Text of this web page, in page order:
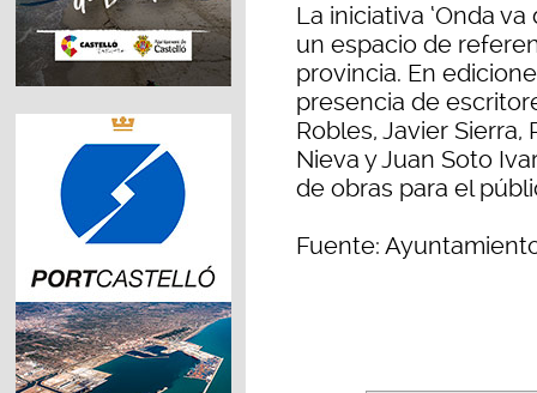
La iniciativa ‘Onda
un espacio de
provincia. En
presencia de
Robles, Javier Sierra,
Nieva y Juan Soto
de obras para el
Fuente: